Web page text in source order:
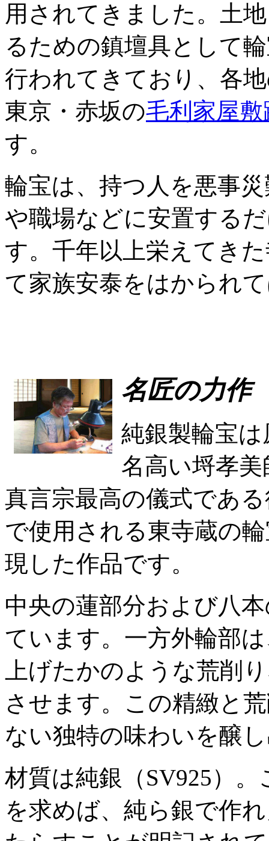
用されてきました。土
るための鎮壇具として
行われてきており、各
東京・赤坂の毛利家屋敷
す。
輪宝は、持つ人を悪事
や職場などに安置する
す。千年以上栄えてき
て家族安泰をはかられ
名匠の力作
純銀製輪宝
名高い埒孝
真言宗最高の儀式であ
で使用される東寺蔵の
現した作品です。
中央の蓮部分および八
ています。一方外輪部
上げたかのような荒削
させます。この精緻と
ない独特の味わいを醸
材質は純銀（SV925）。
を求めば、純ら銀で作